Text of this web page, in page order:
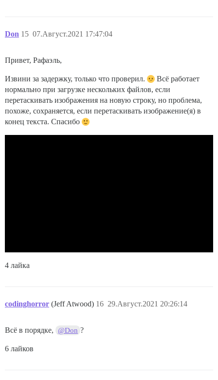
Don 07.Август.2021 17:47:04
15
Привет, Рафаэль,
Извини за задержку, только что проверил.
Всё работает
нормально при загрузке нескольких файлов, если
перетаскивать изображения на новую строку, но проблема,
похоже, сохраняется, если перетаскивать изображение(я) в
конец текста. Спасибо
4 лайка
codinghorror (Jeff Atwood) 29.Август.2021 20:26:14
16
Всё в порядке, @Don ?
6 лайков